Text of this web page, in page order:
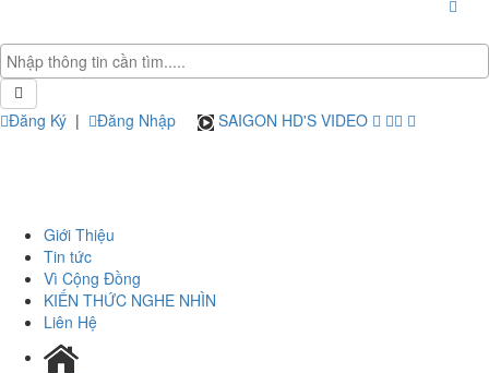
Đăng Ký | Đăng Nhập SAIGON HD'S VIDEO
Giới Thiệu
Tin tức
Vì Cộng Đồng
KIẾN THỨC NGHE NHÌN
Liên Hệ